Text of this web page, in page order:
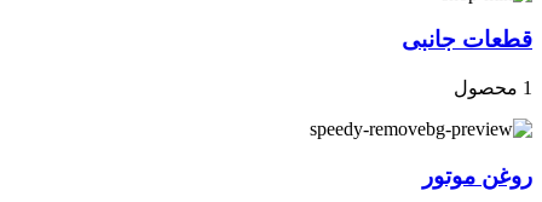
قطعات جانبی
1 محصول
روغن موتور